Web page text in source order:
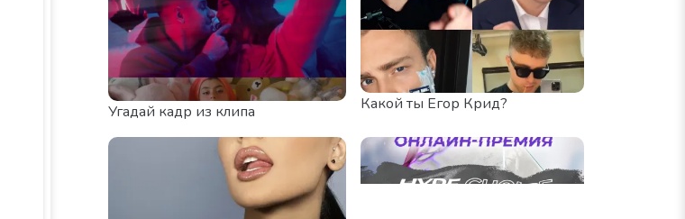
Угадай кадр из клипа Какой ты Егор Крид?
ИСТОЧНИК:
https://vk.com/senoritasaeva